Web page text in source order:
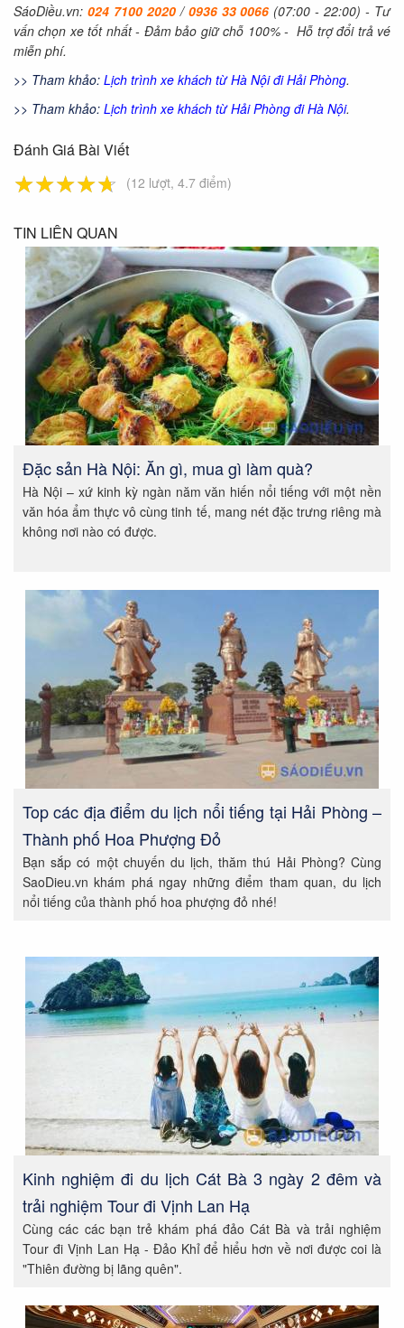
SáoDiều.vn: 024 7100 2020/0936 33 0066 (07:00 - 22:00) - Tư
vấn chọn xe tốt nhất - Đảm bảo giữ chỗ 100% - Hỗ trợ đổi trả vé
miễn phí.
>> Tham khảo: Lịch trình xe khách từ Hà Nội đi Hải Phòng.
>> Tham khảo: Lịch trình xe khách từ Hải Phòng đi Hà Nội.
Đánh Giá Bài Viết
☆☆☆☆☆
★★★★★ (12 lượt, 4.7 điểm)
TIN LIÊN QUAN
Đặc sản Hà Nội: Ăn gì, mua gì làm quà?
Hà Nội – xứ kinh kỳ ngàn năm văn hiến nổi tiếng với một nền
văn hóa ẩm thực vô cùng tinh tế, mang nét đặc trưng riêng mà
không nơi nào có được.
Top các địa điểm du lịch nổi tiếng tại Hải Phòng –
Thành phố Hoa Phượng Đỏ
Bạn sắp có một chuyến du lịch, thăm thú Hải Phòng? Cùng
SaoDieu.vn khám phá ngay những điểm tham quan, du lịch
nổi tiếng của thành phố hoa phượng đỏ nhé!
Kinh nghiệm đi du lịch Cát Bà 3 ngày 2 đêm và
trải nghiệm Tour đi Vịnh Lan Hạ
Cùng các các bạn trẻ khám phá đảo Cát Bà và trải nghiệm
Tour đi Vịnh Lan Hạ - Đảo Khỉ để hiểu hơn về nơi được coi là
"Thiên đường bị lãng quên".